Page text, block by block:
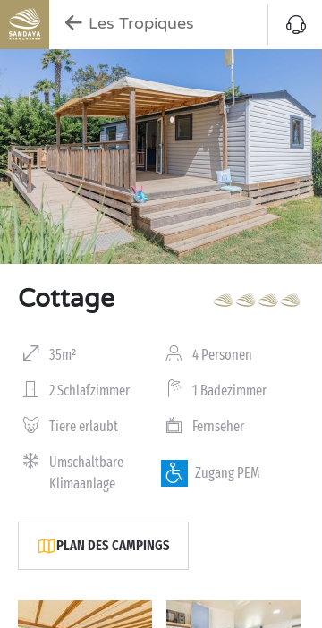
Les Tropiques
Cottage
35m² 4 Personen
2 Schlafzimmer 1 Badezimmer
Tiere erlaubt Fernseher
Umschaltbare
Klimaanlage
Zugang PEM
PLAN DES CAMPINGS